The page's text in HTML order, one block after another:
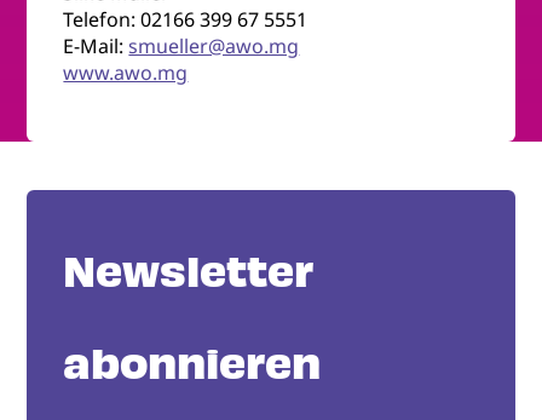
Telefon: 02166 399 67 5551
E-Mail:smueller@awo.mg
www.awo.mg
Newsletter
abonnieren